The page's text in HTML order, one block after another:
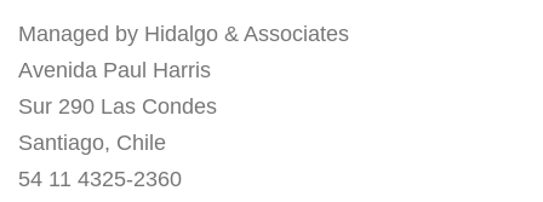
Managed by Hidalgo & Associates
Avenida Paul Harris
Sur 290 Las Condes
Santiago, Chile
54 11 4325-2360